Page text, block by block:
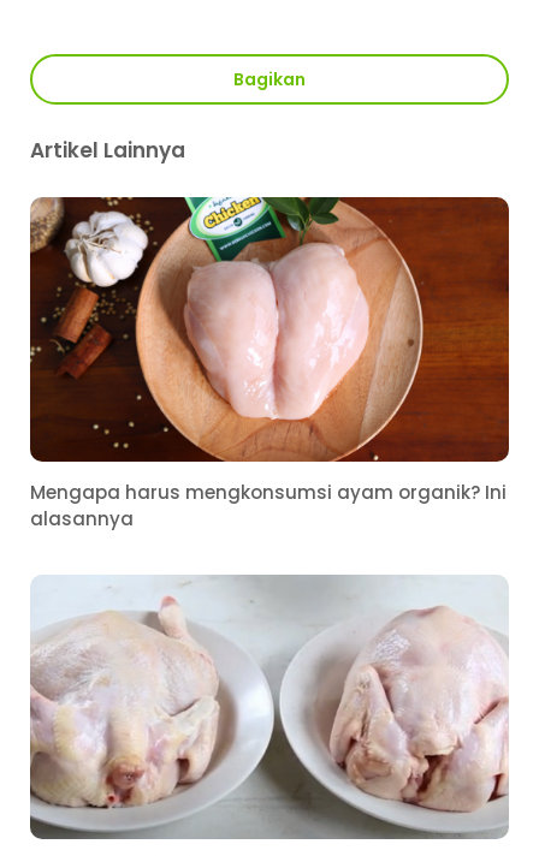
Bagikan
Artikel Lainnya
Mengapa harus mengkonsumsi ayam organik? Ini
alasannya